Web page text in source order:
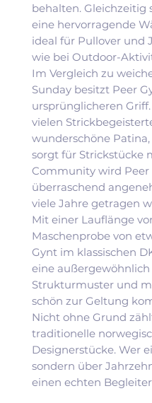
behalten.
eine hervorragende
ideal für Pullover und
wie bei Outdoor-
Im Vergleich zu
Sunday besitzt Peer
ursprünglicheren
vielen
wunderschöne
sorgt für Strickstücke
Community wird
überraschend
viele Jahre getragen
Mit einer Lauflänge
Maschenprobe von
Gynt im klassischen
eine
Strukturmuster und
schön zur Geltung
Nicht ohne Grund
traditionelle
Designerstücke. Wer
sondern über
einen echten